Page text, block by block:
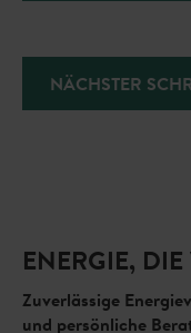
NÄCHSTER
ENERGIE,
Zuverlässige
und persönliche